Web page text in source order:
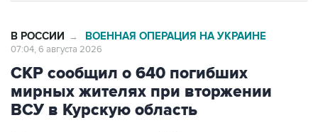
В РОССИИ → ВОЕННАЯ ОПЕРАЦИЯ НА УКРАИНЕ
07:04, 6 августа 2026
СКР сообщил о 640 погибших
мирных жителях при вторжении
ВСУ в Курскую область